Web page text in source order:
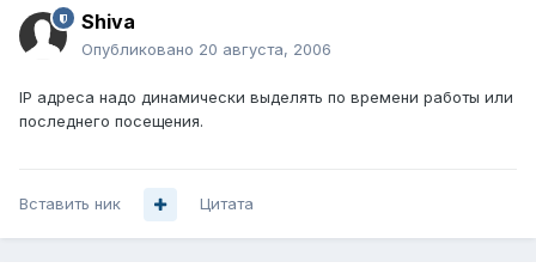
Shiva
Опубликовано 20 августа, 2006
IP адреса надо динамически выделять по времени работы или
последнего посещения.
Вставить ник Цитата